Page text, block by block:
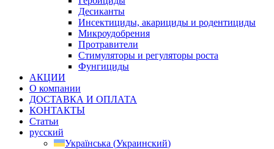
Десиканты
Инсектициды, акарициды и родентициды
Микроудобрения
Протравители
Стимуляторы и регуляторы роста
Фунгициды
АКЦИИ
О компании
ДОСТАВКА И ОПЛАТА
КОНТАКТЫ
Статьи
русский
Українська (Украинский)